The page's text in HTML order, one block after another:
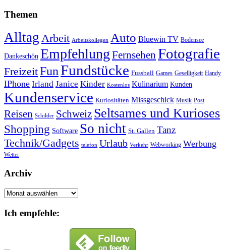
Themen
Alltag Arbeit Arbeitskollegen Auto Bluewin TV Bodensee
Dankeschön Empfehlung Fernsehen Fotografie
FreizeitFunFundstücke Fussball Games Geselligkeit Handy
IPhone Irland Janice Kinder Kostenlos Kulinarium Kunden
Kundenservice Kuriositäten Missgeschick Musik Post
Reisen Schilder Schweiz Seltsames und Kurioses
Shopping Software So nicht St. Gallen Tanz
Technik/Gadgets telefon Urlaub Verkehr Webworking Werbung
Wetter
Archiv
Archiv
Ich empfehle: